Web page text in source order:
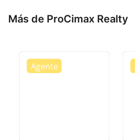
Más de ProCimax Realty